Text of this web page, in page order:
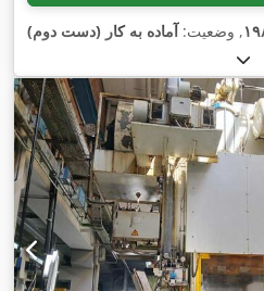
, وضعیت: آماده به کار (دست دوم)